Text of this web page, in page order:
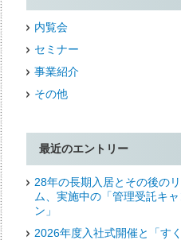
内覧会
セミナー
事業紹介
その他
最近のエントリー
28年の長期入居とその後の
ム、実施中の「管理受託キ
ン」
2026年度入社式開催と「す